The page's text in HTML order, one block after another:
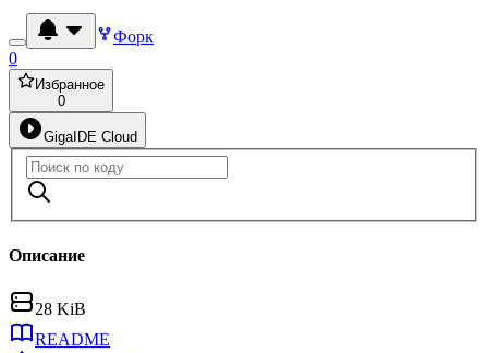
Форк
0
Избранное
0
GigaIDE Cloud
Описание
28 KiB
README